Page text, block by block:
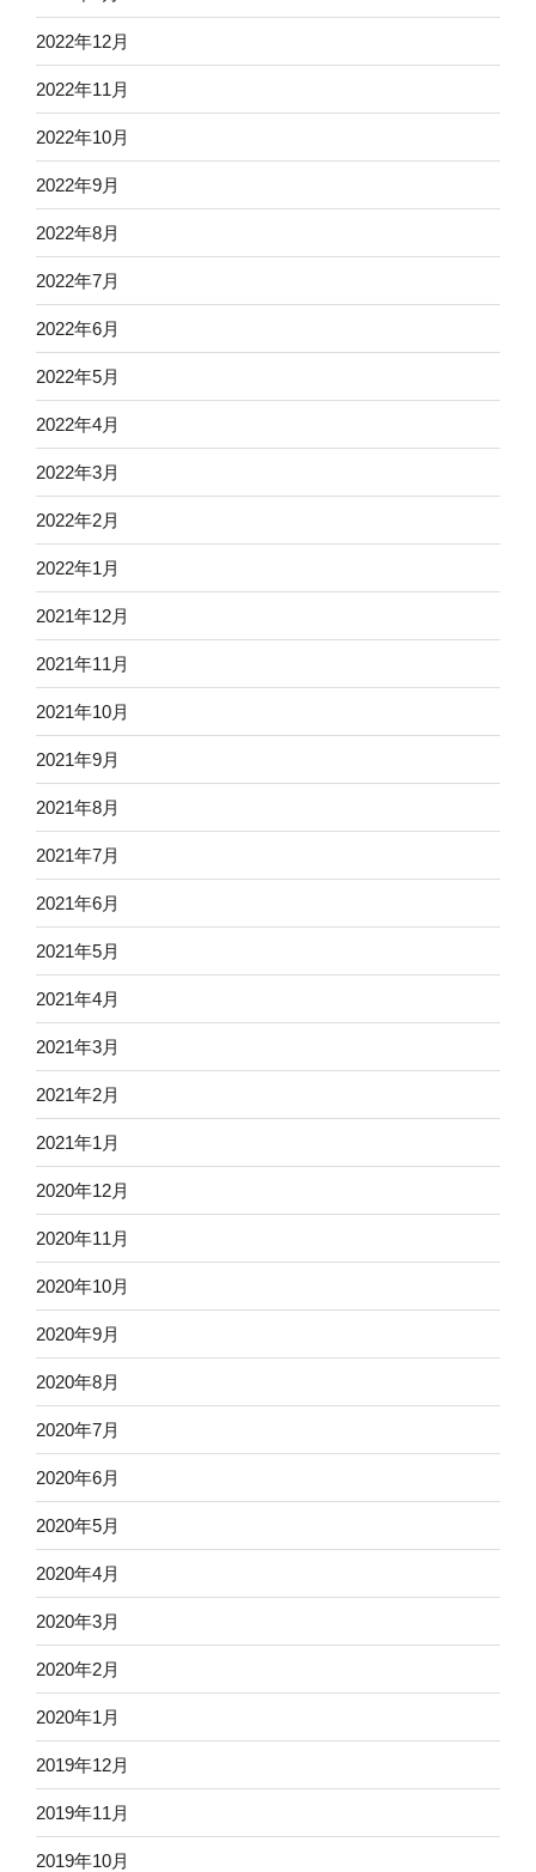
2022年12月
2022年11月
2022年10月
2022年9月
2022年8月
2022年7月
2022年6月
2022年5月
2022年4月
2022年3月
2022年2月
2022年1月
2021年12月
2021年11月
2021年10月
2021年9月
2021年8月
2021年7月
2021年6月
2021年5月
2021年4月
2021年3月
2021年2月
2021年1月
2020年12月
2020年11月
2020年10月
2020年9月
2020年8月
2020年7月
2020年6月
2020年5月
2020年4月
2020年3月
2020年2月
2020年1月
2019年12月
2019年11月
2019年10月